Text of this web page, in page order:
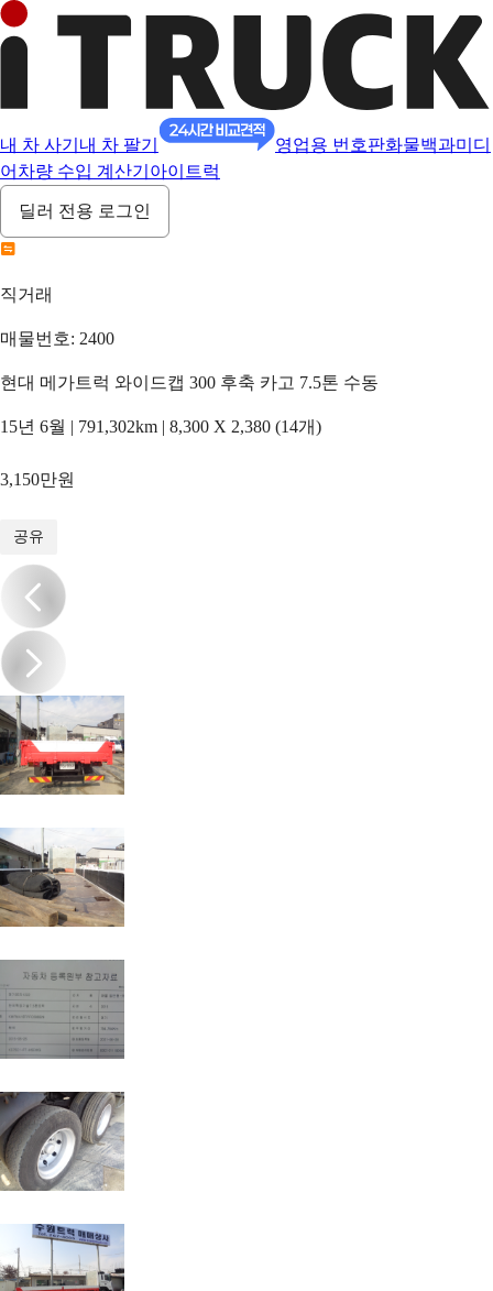
내 차 사기 내 차 팔기 영업용 번호판화물백과미디
어 차량 수입 계산기 아이트럭
딜러 전용 로그인
직거래
매물번호: 2400
현대 메가트럭 와이드캡 300 후축 카고 7.5톤 수동
15년 6월 | 791,302km | 8,300 X 2,380 (14개)
3,150만원
공유
/14